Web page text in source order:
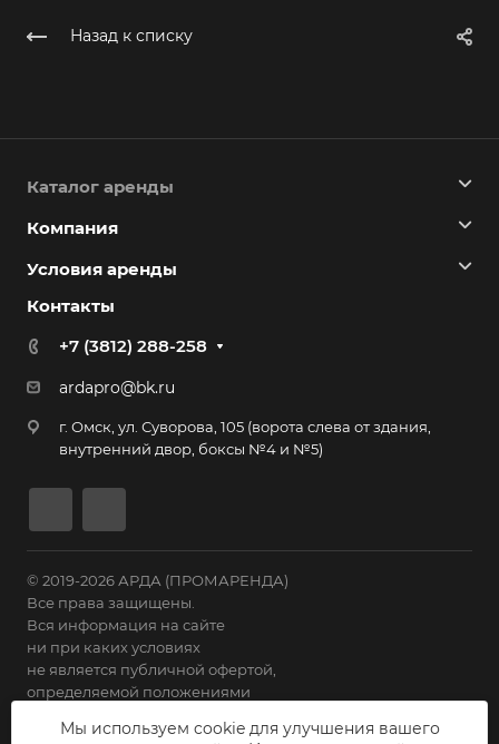
Назад к списку
Каталог аренды
Компания
Условия аренды
Контакты
+7 (3812) 288-258
ardapro@bk.ru
г. Омск, ул. Суворова, 105 (ворота слева от здания,
внутренний двор, боксы №4 и №5)
© 2019-2026 АРДА (ПРОМАРЕНДА)
Все права защищены.
Вся информация на сайте
ни при каких условиях
не является публичной офертой,
определяемой положениями
Мы используем cookie для улучшения вашего